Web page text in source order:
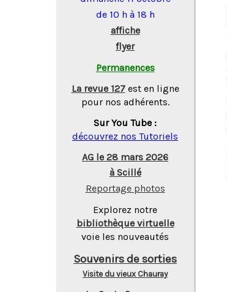
de 10 h à 18 h
affiche
flyer
Permanences
La revue 127 est en ligne
pour nos adhérents.
Sur You Tube :
découvrez nos Tutoriels
AG le 28 mars 2026
à Scillé
Reportage photos
Explorez notre
bibliothèque virtuelle
voie les nouveautés
Souvenirs de sorties
Visite du vieux Chauray